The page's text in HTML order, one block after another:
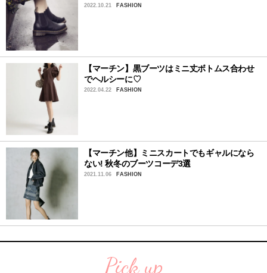
2022.10.21 FASHION
【マーチン】黒ブーツはミニ丈ボトムス合わせ
でヘルシーに♡
2022.04.22 FASHION
【マーチン他】ミニスカートでもギャルになら
ない! 秋冬のブーツコーデ3選
2021.11.06 FASHION
Pick up